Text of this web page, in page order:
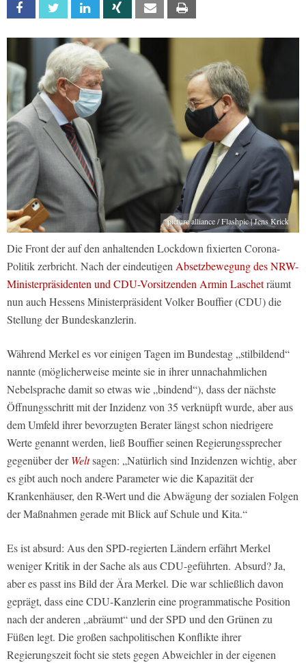
Facebook Twitter Linkedin Xing Email
picture alliance / Flashpic | Jens Krick
Die Front der auf den anhaltenden Lockdown fixierten Corona-
Politik zerbricht. Nach der eindeutigenAbsetzbewegung des NRW-
Ministerpräsidenten und CDU-Vorsitzenden Armin Lascheträumt
nun auch Hessens Ministerpräsident Volker Bouffier (CDU) die
Stellung der Bundeskanzlerin.
Während Merkel es vor einigen Tagen im Bundestag „stilbildend“
nannte (möglicherweise meinte sie in ihrer unnachahmlichen
Nebelsprache damit so etwas wie „bindend“), dass der nächste
Öffnungsschritt mit der Inzidenz von 35 verknüpft wurde, aber aus
dem Umfeld ihrer bevorzugten Berater längst schon niedrigere
Werte genannt werden, ließ Bouffier seinen Regierungssprecher
gegenüber derWeltsagen: „Natürlich sind Inzidenzen wichtig, aber
es gibt auch noch andere Parameter wie die Kapazität der
Krankenhäuser, den R-Wert und die Abwägung der sozialen Folgen
der Maßnahmen gerade mit Blick auf Schule und Kita.“
Es ist absurd: Aus den SPD-regierten Ländern erfährt Merkel
weniger Kritik in der Sache als aus CDU-geführten. Absurd? Ja,
aber es passt ins Bild der Ära Merkel. Die war schließlich davon
geprägt, dass eine CDU-Kanzlerin eine programmatische Position
nach der anderen „abräumt“ und der SPD und den Grünen zu
Füßen legt. Die großen sachpolitischen Konflikte ihrer
Regierungszeit focht sie stets gegen Abweichler in der eigenen